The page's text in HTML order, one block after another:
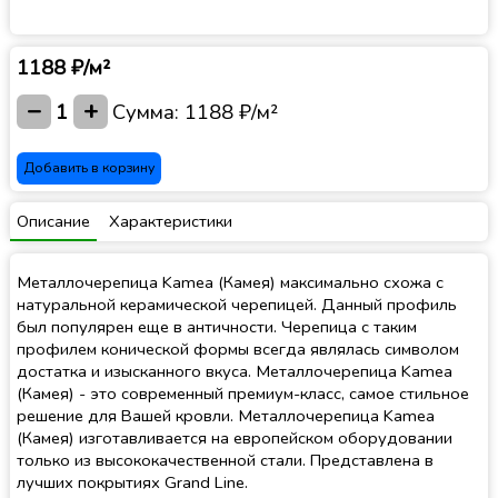
1188 ₽/м²
− 1 + Сумма: 1188 ₽/м²
Добавить в корзину
Описание Характеристики
Металлочерепица Kamea (Камея) максимально схожа с
натуральной керамической черепицей. Данный профиль
был популярен еще в античности. Черепица с таким
профилем конической формы всегда являлась символом
достатка и изысканного вкуса. Металлочерепица Kamea
(Камея) - это современный премиум-класс, самое стильное
решение для Вашей кровли. Металлочерепица Kamea
(Камея) изготавливается на европейском оборудовании
только из высококачественной стали. Представлена в
лучших покрытиях Grand Line.